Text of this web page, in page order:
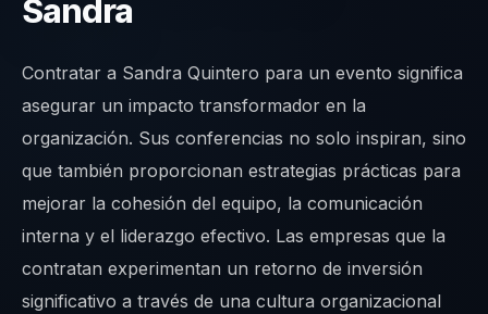
Sandra
Contratar a Sandra Quintero para un evento significa
asegurar un impacto transformador en la
organización. Sus conferencias no solo inspiran, sino
que también proporcionan estrategias prácticas para
mejorar la cohesión del equipo, la comunicación
interna y el liderazgo efectivo. Las empresas que la
contratan experimentan un retorno de inversión
significativo a través de una cultura organizacional